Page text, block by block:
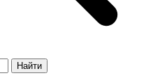
Найти